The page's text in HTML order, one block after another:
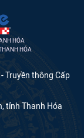
HÓA
HÓA
Truyền thông Cấp
tỉnh Thanh Hóa